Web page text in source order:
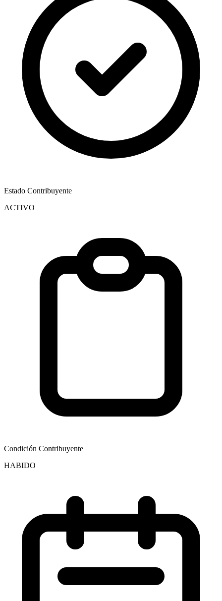
Estado Contribuyente
ACTIVO
Condición Contribuyente
HABIDO